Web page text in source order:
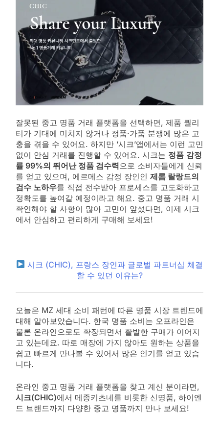
잘못된 중고 명품 거래 플랫폼을 선택하면, 제품 퀄리
티가 기대에 미치지 않거나 정품·가품 분쟁에 많은 고
충을 겪을 수 있어요. 하지만 ‘시크’앱에서는 이런 고민
없이 안심 거래를 진행할 수 있어요. 시크는 정품 감정
률 99%의 뛰어난 정품 검수력으로 소비자들에게 신뢰
를 얻고 있으며, 에르메스 감정 장인인 제롬 랄랑드의
검수 노하우를 직접 전수받아 프로세스를 고도화하고
정확도를 높여갈 예정이라고 해요. 중고 명품 거래 시
확인해야 할 사항이 많아 고민이 앞섰다면, 이제 시크
에서 안심하고 편리하게 구매해 보세요!
시크 (CHIC), 프랑스 장인과 글로벌 파트너십 체결
할 수 있던 이유는?
오늘은 MZ 세대 소비 패턴에 따른 명품 시장 트렌드에
대해 알아보았습니다. 한국 명품 소비는 오프라인은
물론 온라인으로도 확장되면서 활발한 구매가 이어지
고 있는데요. 따로 매장에 가지 않아도 원하는 상품을
쉽고 빠르게 만나볼 수 있어서 많은 인기를 얻고 있습
니다.
온라인 중고 명품 거래 플랫폼을 찾고 계신 분이라면,
시크(CHIC)에서 메종키츠네를 비롯한 신명품, 하이엔
드 브랜드까지 다양한 중고 명품까지 만나 보세요!